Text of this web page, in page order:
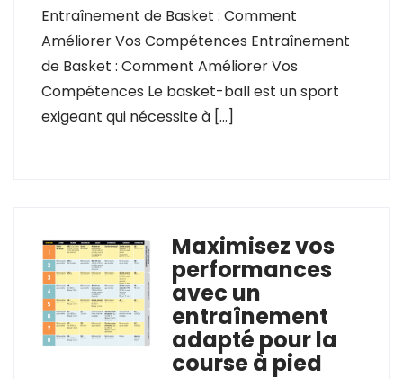
Entraînement de Basket : Comment
Améliorer Vos Compétences Entraînement
de Basket : Comment Améliorer Vos
Compétences Le basket-ball est un sport
exigeant qui nécessite à […]
Maximisez vos
performances
avec un
entraînement
adapté pour la
course à pied